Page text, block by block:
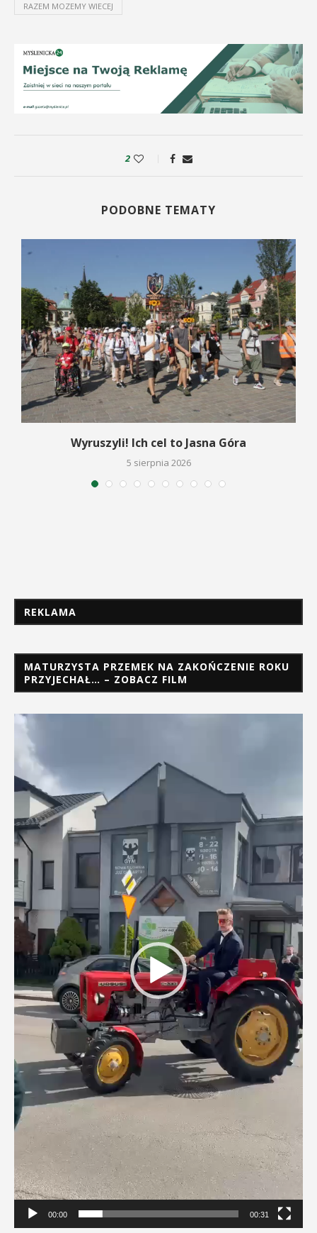
RAZEM MOZEMY WIECEJ
2
PODOBNE TEMATY
Wyruszyli! Ich cel to Jasna Góra
5 sierpnia 2026
REKLAMA
MATURZYSTA PRZEMEK NA ZAKOŃCZENIE ROKU
PRZYJECHAŁ… – ZOBACZ FILM
Odtwarzacz
00:00 00:31